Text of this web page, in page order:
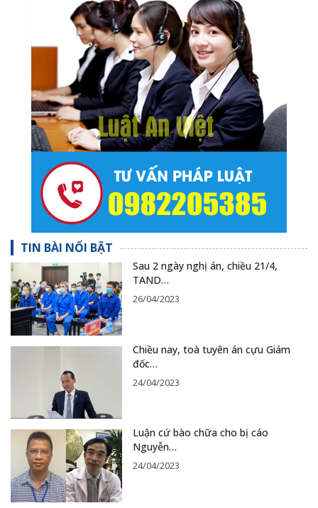
TIN BÀI NỔI BẬT
Sau 2 ngày nghị án, chiều 21/4,
TAND…
26/04/2023
Chiều nay, toà tuyên án cựu Giám
đốc…
24/04/2023
Luận cứ bào chữa cho bị cáo
Nguyễn…
24/04/2023